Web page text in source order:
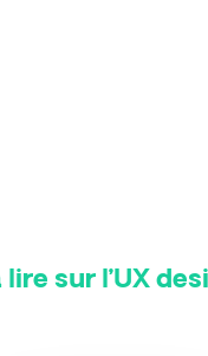
sur l’UX